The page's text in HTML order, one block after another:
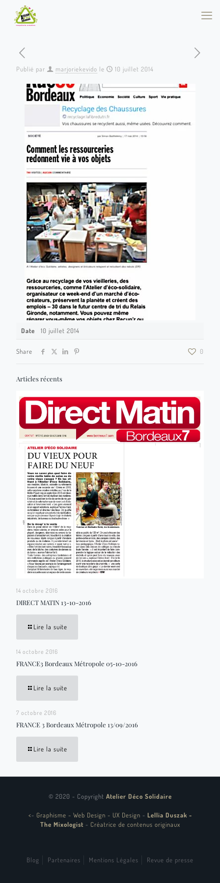
Publié par marjoriekevido le 10 juillet 2014
Date 10 juillet 2014
Share 0
Articles récents
14 octobre 2016
DIRECT MATIN 13-10-2016
Lire la suite
14 octobre 2016
FRANCE3 Bordeaux Métropole 05-10-2016
Lire la suite
7 octobre 2016
FRANCE 3 Bordeaux Métropole 13/09/2016
Lire la suite
© 2020 - Copyright Atelier Déco Solidaire
<- Graphisme - Web Design - UX Design - Lellia Duszak -
The Mixologist - Créatrice de contenus originaux
Blog Partenaires Mentions Légales Revue de presse